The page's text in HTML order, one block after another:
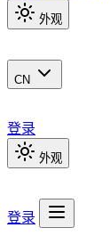
外观
CN
登录
外观
登录